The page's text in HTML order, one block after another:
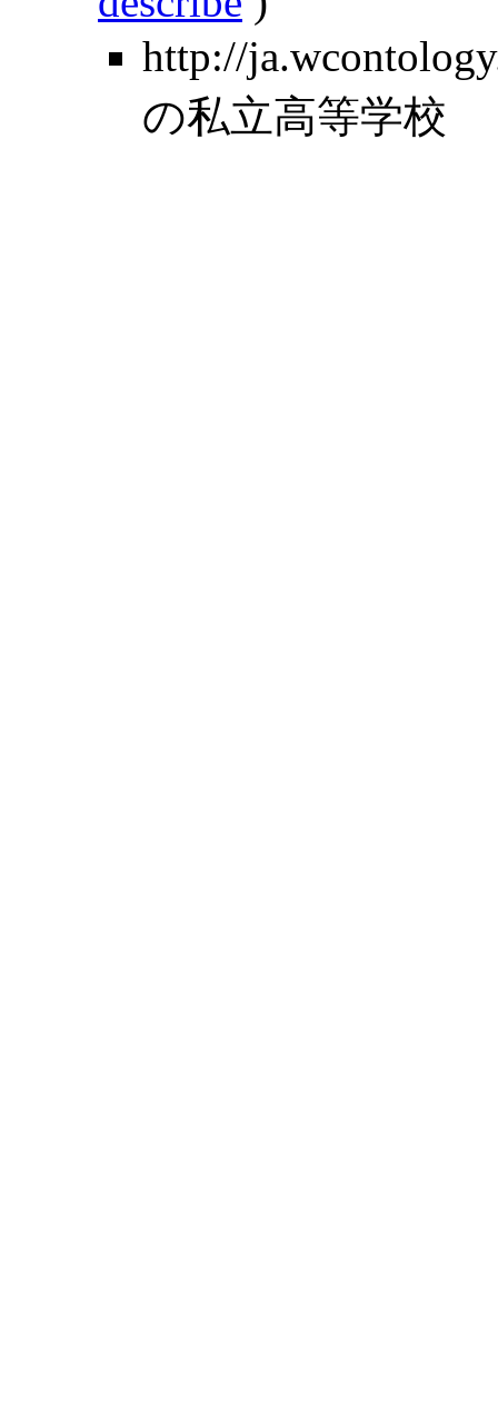
http://
の私立高等学校